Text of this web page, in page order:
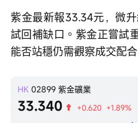
紫金最新報33.34元，微
試回補缺口。紫金正嘗試
能否站穩仍需觀察成交配合
HK 02899 紫金礦業
33.340 +0.620 +1.89%